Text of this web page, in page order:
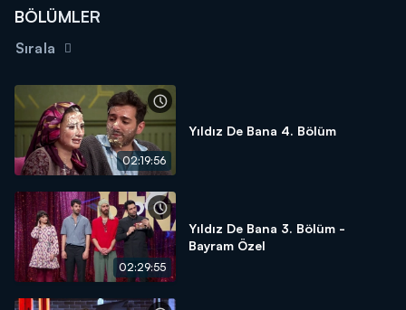
yarışmanın yaratıcı yönetmenliğini Hamdi Alkan, sunuculuğunu
ise Deniz Tansel Öngel üstleniyor.
9 kadın 9 erkek yarışmacı olmak üzere toplam 18
BÖLÜMLER
Sırala
02:19:56
Yıldız De Bana 4. Bölüm
02:29:55
Yıldız De Bana 3. Bölüm -
Bayram Özel